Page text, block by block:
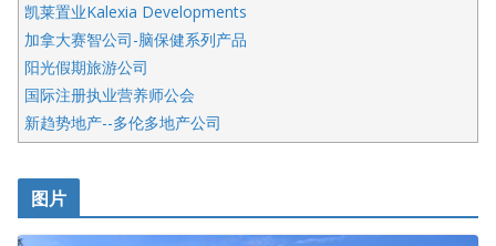
凯莱置业Kalexia Developments
加拿大赛智公司-脑保健系列产品
阳光假期旅游公司
国际注册执业营养师公会
新趋势地产--多伦多地产公司
呱呱电器
开明车行KS CAR SALES & SERVICE
健健宝公司
皇后金融集团
图片